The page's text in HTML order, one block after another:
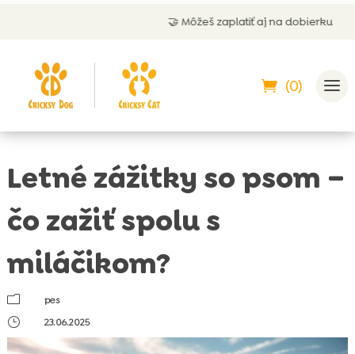
🤝 Môžeš zaplatiť aj na dobierku
(0)
Letné zážitky so psom –
čo zažiť spolu s
miláčikom?
m
pes
}
23.06.2025